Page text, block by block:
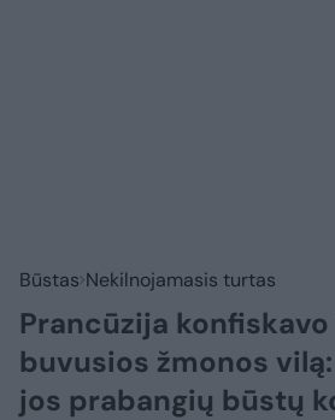
Būstas Nekilnojamasis turtas
Prancūzija konfiskavo
buvusios žmonos
jos prabangių būstų